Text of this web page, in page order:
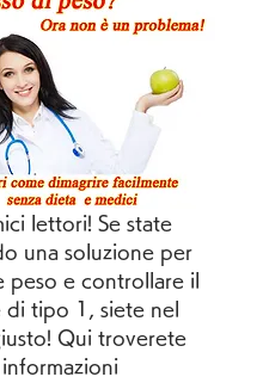
lettori! Se state
una soluzione per
peso e controllare il
di tipo 1, siete nel
Qui troverete